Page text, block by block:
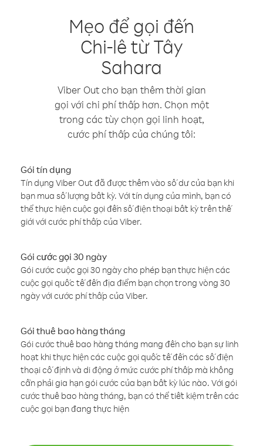
Mẹo để gọi đến
Chi-lê từ Tây
Sahara
Viber Out cho bạn thêm thời gian
gọi với chi phí thấp hơn. Chọn một
trong các tùy chọn gọi linh hoạt,
cước phí thấp của chúng tôi:
Gói tín dụng
Tín dụng Viber Out đã được thêm vào số dư của bạn khi
bạn mua số lượng bất kỳ. Với tín dụng của mình, bạn có
thể thực hiện cuộc gọi đến số điện thoại bất kỳ trên thế
giới với cước phí thấp của Viber.
Gói cước gọi 30 ngày
Gói cước cuộc gọi 30 ngày cho phép bạn thực hiện các
cuộc gọi quốc tế đến địa điểm bạn chọn trong vòng 30
ngày với cước phí thấp của Viber.
Gói thuê bao hàng tháng
Gói cước thuê bao hàng tháng mang đến cho bạn sự linh
hoạt khi thực hiện các cuộc gọi quốc tế đến các số điện
thoại cố định và di động ở mức cước phí thấp mà không
cần phải gia hạn gói cước của bạn bất kỳ lúc nào. Với gói
cước thuê bao hàng tháng, bạn có thể tiết kiệm trên các
cuộc gọi bạn đang thực hiện